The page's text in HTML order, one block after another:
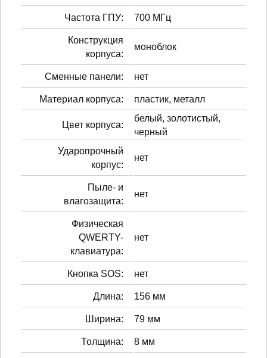
Частота ГПУ: 700 МГц
Конструкция
корпуса:
моноблок
Сменные панели: нет
Материал корпуса: пластик, металл
Цвет корпуса:
белый, золотистый,
черный
Ударопрочный
корпус:
нет
Пыле- и
влагозащита:
нет
Физическая
QWERTY-
клавиатура:
нет
Кнопка SOS: нет
Длина: 156 мм
Ширина: 79 мм
Толщина: 8 мм